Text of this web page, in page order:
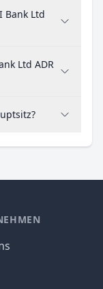
Bank Ltd
Ltd ADR